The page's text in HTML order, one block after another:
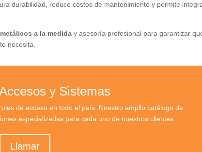
durabilidad, reduce costos de mantenimiento y permite
a la medida y asesoría profesional para garantizar
necesita.
y Sistemas
de acceso en todo el país. Nuestro amplio catálogo de
especializadas para cada uno de nuestros clientes.
Llamar